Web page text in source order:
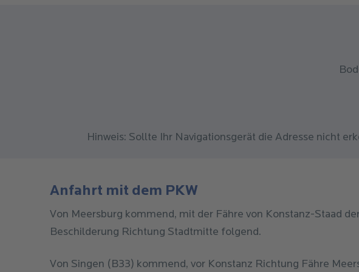
Hinweis: Sollte Ihr Navigationsgerät die Adresse nicht
Anfahrt mit dem PKW
Von Meersburg kommend, mit der Fähre von Konstanz-Staad
Beschilderung Richtung Stadtmitte folgend.
Von Singen (B33) kommend, vor Konstanz Richtung Fähre